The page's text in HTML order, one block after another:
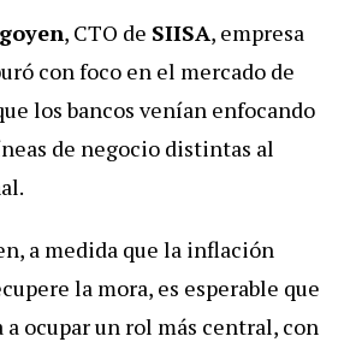
, CTO de SIISA, empresa
con foco en el mercado de
los bancos venían enfocando
de negocio distintas al
a medida que la inflación
la mora, es esperable que
a ocupar un rol más central, con